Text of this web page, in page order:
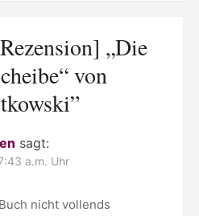
„Die
von
”
sagt:
a.m. Uhr
nicht vollends